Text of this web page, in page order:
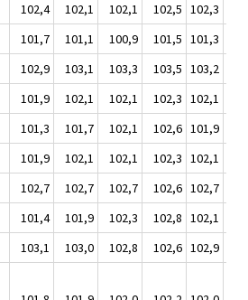
102,4 102,1 102,1 102,5 102,3
101,7 101,1 100,9 101,5 101,3
102,9 103,1 103,3 103,5 103,2
101,9 102,1 102,1 102,3 102,1
101,3 101,7 102,1 102,6 101,9
101,9 102,1 102,1 102,3 102,1
102,7 102,7 102,7 102,6 102,7
101,4 101,9 102,3 102,8 102,1
103,1 103,0 102,8 102,6 102,9